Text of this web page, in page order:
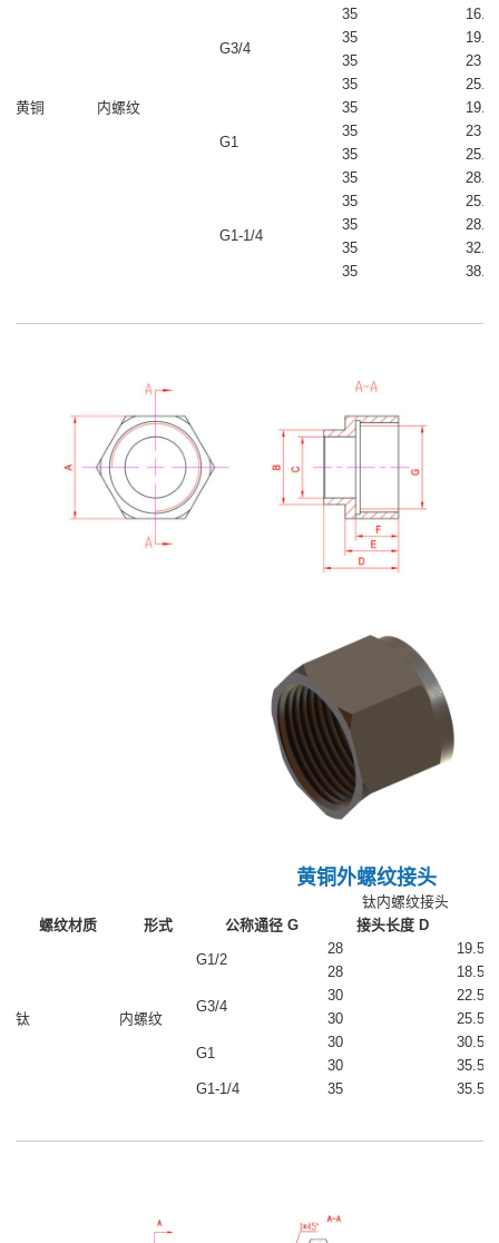
黄铜 内螺纹
G3/4
35
16.5
35
19.5
35
23
35
25.5
G1
35
19.5
35
23
35
25.5
35
28.6
G1-1/4
35
25.5
35
28.6
35
32.5
35
38.5
黄铜外螺纹接头
钛内螺纹接头
螺纹材质
形式 公称通径 G 接头长度 D
钛 内螺纹
G1/2
28
19.5
28
18.5
G3/4
30
22.5
30
25.5
G1
30
30.5
30
35.5
G1-1/4
35 35.5